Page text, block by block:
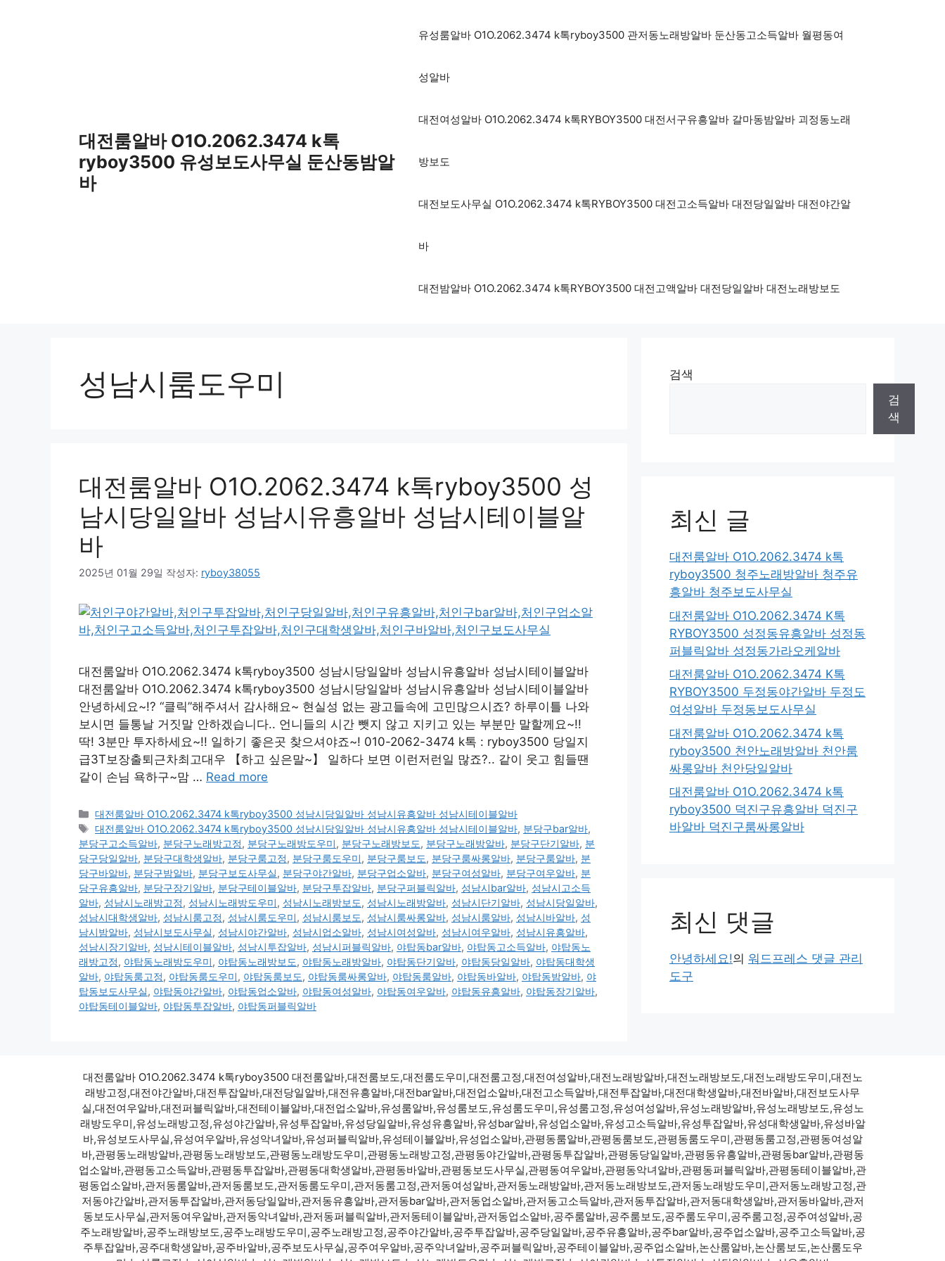
대전룸알바 O1O.2062.3474 k톡
ryboy3500 유성보도사무실 둔산동밤알
바
유성룸알바 O1O.2062.3474 k톡ryboy3500 관저동노래방알바 둔산동고소득알바 월평동여
성알바
대전여성알바 O1O.2062.3474 k톡RYBOY3500 대전서구유흥알바 갈마동밤알바 괴정동노래
방보도
대전보도사무실 O1O.2062.3474 k톡RYBOY3500 대전고소득알바 대전당일알바 대전야간알
바
대전밤알바 O1O.2062.3474 k톡RYBOY3500 대전고액알바 대전당일알바 대전노래방보도
성남시룸도우미
대전룸알바 O1O.2062.3474 k톡ryboy3500 성
남시당일알바 성남시유흥알바 성남시테이블알
바
2025년 01월 29일 작성자: ryboy38055
대전룸알바 O1O.2062.3474 k톡ryboy3500 성남시당일알바 성남시유흥알바 성남시테이블알바
대전룸알바 O1O.2062.3474 k톡ryboy3500 성남시당일알바 성남시유흥알바 성남시테이블알바
안녕하세요~!? “클릭”해주셔서 감사해요~ 현실성 없는 광고들속에 고민많으시죠? 하루이틀 나와
보시면 들통날 거짓말 안하겠습니다.. 언니들의 시간 뺏지 않고 지키고 있는 부분만 말할께요~!!
딱! 3분만 투자하세요~!! 일하기 좋은곳 찾으셔야죠~! 010-2062-3474 k톡 : ryboy3500 당일지
급3T보장출퇴근차최고대우 【하고 싶은말~】 일하다 보면 이런저런일 많죠?.. 같이 웃고 힘들땐
같이 손님 욕하구~맘 … Read more
카
테
고
리
대전룸알바 O1O.2062.3474 k톡ryboy3500 성남시당일알바 성남시유흥알바 성남시테이블알바
태
그
대전룸알바 O1O.2062.3474 k톡ryboy3500 성남시당일알바 성남시유흥알바 성남시테이블알바, 분당구bar알바,
분당구고소득알바, 분당구노래방고정, 분당구노래방도우미, 분당구노래방보도, 분당구노래방알바, 분당구단기알바, 분
당구당일알바, 분당구대학생알바, 분당구룸고정, 분당구룸도우미, 분당구룸보도, 분당구룸싸롱알바, 분당구룸알바, 분
당구바알바, 분당구밤알바, 분당구보도사무실, 분당구야간알바, 분당구업소알바, 분당구여성알바, 분당구여우알바, 분
당구유흥알바, 분당구장기알바, 분당구테이블알바, 분당구투잡알바, 분당구퍼블릭알바, 성남시bar알바, 성남시고소득
알바, 성남시노래방고정, 성남시노래방도우미, 성남시노래방보도, 성남시노래방알바, 성남시단기알바, 성남시당일알바,
성남시대학생알바, 성남시룸고정, 성남시룸도우미, 성남시룸보도, 성남시룸싸롱알바, 성남시룸알바, 성남시바알바, 성
남시밤알바, 성남시보도사무실, 성남시야간알바, 성남시업소알바, 성남시여성알바, 성남시여우알바, 성남시유흥알바,
성남시장기알바, 성남시테이블알바, 성남시투잡알바, 성남시퍼블릭알바, 야탑동bar알바, 야탑동고소득알바, 야탑동노
래방고정, 야탑동노래방도우미, 야탑동노래방보도, 야탑동노래방알바, 야탑동단기알바, 야탑동당일알바, 야탑동대학생
알바, 야탑동룸고정, 야탑동룸도우미, 야탑동룸보도, 야탑동룸싸롱알바, 야탑동룸알바, 야탑동바알바, 야탑동밤알바, 야
탑동보도사무실, 야탑동야간알바, 야탑동업소알바, 야탑동여성알바, 야탑동여우알바, 야탑동유흥알바, 야탑동장기알바,
야탑동테이블알바, 야탑동투잡알바, 야탑동퍼블릭알바
검색
검
색
최신 글
대전룸알바 O1O.2062.3474 k톡
ryboy3500 청주노래방알바 청주유
흥알바 청주보도사무실
대전룸알바 O1O.2062.3474 K톡
RYBOY3500 성정동유흥알바 성정동
퍼블릭알바 성정동가라오케알바
대전룸알바 O1O.2062.3474 K톡
RYBOY3500 두정동야간알바 두정도
여성알바 두정동보도사무실
대전룸알바 O1O.2062.3474 k톡
ryboy3500 천안노래방알바 천안룸
싸롱알바 천안당일알바
대전룸알바 O1O.2062.3474 k톡
ryboy3500 덕진구유흥알바 덕진구
바알바 덕진구룸싸롱알바
최신 댓글
안녕하세요!의 워드프레스 댓글 관리
도구
대전룸알바 O1O.2062.3474 k톡ryboy3500 대전룸알바,대전룸보도,대전룸도우미,대전룸고정,대전여성알바,대전노래방알바,대전노래방보도,대전노래방도우미,대전노
래방고정,대전야간알바,대전투잡알바,대전당일알바,대전유흥알바,대전bar알바,대전업소알바,대전고소득알바,대전투잡알바,대전대학생알바,대전바알바,대전보도사무
실,대전여우알바,대전퍼블릭알바,대전테이블알바,대전업소알바,유성룸알바,유성룸보도,유성룸도우미,유성룸고정,유성여성알바,유성노래방알바,유성노래방보도,유성노
래방도우미,유성노래방고정,유성야간알바,유성투잡알바,유성당일알바,유성유흥알바,유성bar알바,유성업소알바,유성고소득알바,유성투잡알바,유성대학생알바,유성바알
바,유성보도사무실,유성여우알바,유성악녀알바,유성퍼블릭알바,유성테이블알바,유성업소알바,관평동룸알바,관평동룸보도,관평동룸도우미,관평동룸고정,관평동여성알
바,관평동노래방알바,관평동노래방보도,관평동노래방도우미,관평동노래방고정,관평동야간알바,관평동투잡알바,관평동당일알바,관평동유흥알바,관평동bar알바,관평동
업소알바,관평동고소득알바,관평동투잡알바,관평동대학생알바,관평동바알바,관평동보도사무실,관평동여우알바,관평동악녀알바,관평동퍼블릭알바,관평동테이블알바,관
평동업소알바,관저동룸알바,관저동룸보도,관저동룸도우미,관저동룸고정,관저동여성알바,관저동노래방알바,관저동노래방보도,관저동노래방도우미,관저동노래방고정,관
저동야간알바,관저동투잡알바,관저동당일알바,관저동유흥알바,관저동bar알바,관저동업소알바,관저동고소득알바,관저동투잡알바,관저동대학생알바,관저동바알바,관저
동보도사무실,관저동여우알바,관저동악녀알바,관저동퍼블릭알바,관저동테이블알바,관저동업소알바,공주룸알바,공주룸보도,공주룸도우미,공주룸고정,공주여성알바,공
주노래방알바,공주노래방보도,공주노래방도우미,공주노래방고정,공주야간알바,공주투잡알바,공주당일알바,공주유흥알바,공주bar알바,공주업소알바,공주고소득알바,공
주투잡알바,공주대학생알바,공주바알바,공주보도사무실,공주여우알바,공주악녀알바,공주퍼블릭알바,공주테이블알바,공주업소알바,논산룸알바,논산룸보도,논산룸도우